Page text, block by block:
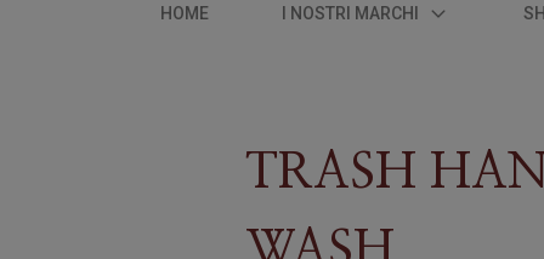
HOME I NOSTRI MARCHI
TRASH